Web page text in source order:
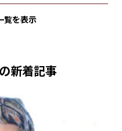
覧を表示
新着記事